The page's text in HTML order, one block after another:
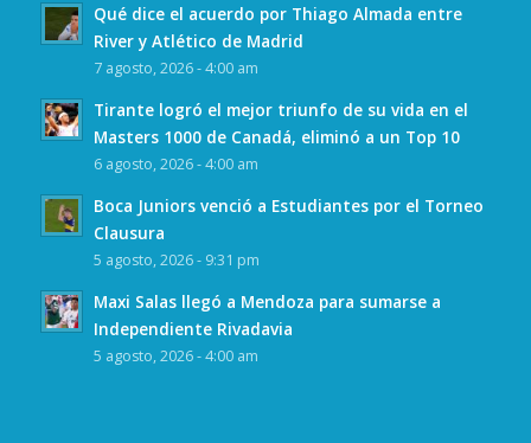
Qué dice el acuerdo por Thiago Almada entre
River y Atlético de Madrid
7 agosto, 2026 - 4:00 am
Tirante logró el mejor triunfo de su vida en el
Masters 1000 de Canadá, eliminó a un Top 10
6 agosto, 2026 - 4:00 am
Boca Juniors venció a Estudiantes por el Torneo
Clausura
5 agosto, 2026 - 9:31 pm
Maxi Salas llegó a Mendoza para sumarse a
Independiente Rivadavia
5 agosto, 2026 - 4:00 am